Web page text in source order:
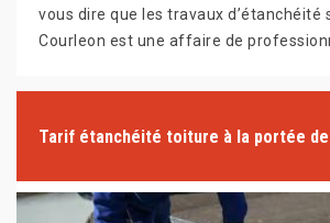
vous dire que les travaux d’étanchéité
Courleon est une affaire de
Tarif étanchéité toiture à la portée